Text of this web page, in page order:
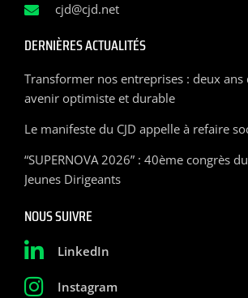
cjd@cjd.net
DERNIÈRES ACTUALITÉS
Transformer nos entreprises : deux ans
avenir optimiste et durable
Le manifeste du CJD appelle à refaire
“SUPERNOVA 2026” : 40ème congrès
Jeunes Dirigeants
NOUS SUIVRE
LinkedIn
Instagram